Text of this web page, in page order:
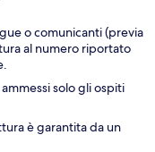
o comunicanti (previa
al numero riportato
solo gli ospiti
è garantita da un